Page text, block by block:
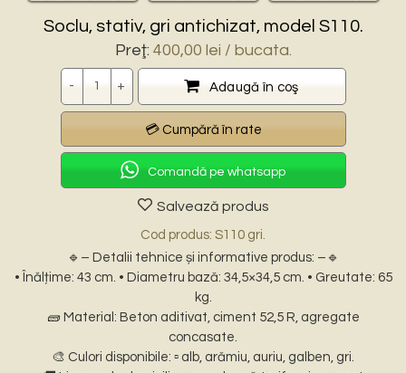
Soclu, stativ, gri antichizat, model S110.
Preţ: 400,00 lei / bucata.
Adaugă în coş
Comandă pe whatsapp
Salvează produs
Cod produs: S110 gri.
🔹– Detalii tehnice și informative produs: –🔹
• Înălțime: 43 cm. • Diametru bază: 34,5×34,5 cm. • Greutate: 65
kg.
🧱 Material: Beton aditivat, ciment 52,5 R, agregate
concasate.
🎨 Culori disponibile: ▫️ alb, arămiu, auriu, galben, gri.